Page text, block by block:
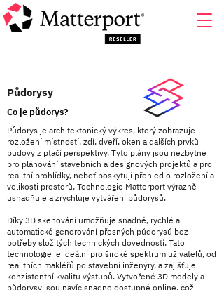
Půdorysy
Co je půdorys?
Půdorys je architektonický výkres, který zobrazuje
rozložení místností, zdí, dveří, oken a dalších prvků
budovy z ptačí perspektivy. Tyto plány jsou nezbytné
pro plánování stavebních a designových projektů a pro
realitní prohlídky, neboť poskytují přehled o rozložení a
velikosti prostorů. Technologie Matterport výrazně
usnadňuje a zrychluje vytváření půdorysů.
Díky 3D skenování umožňuje snadné, rychlé a
automatické generování přesných půdorysů bez
potřeby složitých technických dovedností. Tato
technologie je ideální pro široké spektrum uživatelů, od
realitních makléřů po stavební inženýry, a zajišťuje
konzistentní kvalitu výstupů. Vytvořené 3D modely a
půdorysy jsou navíc snadno dostupné online, což